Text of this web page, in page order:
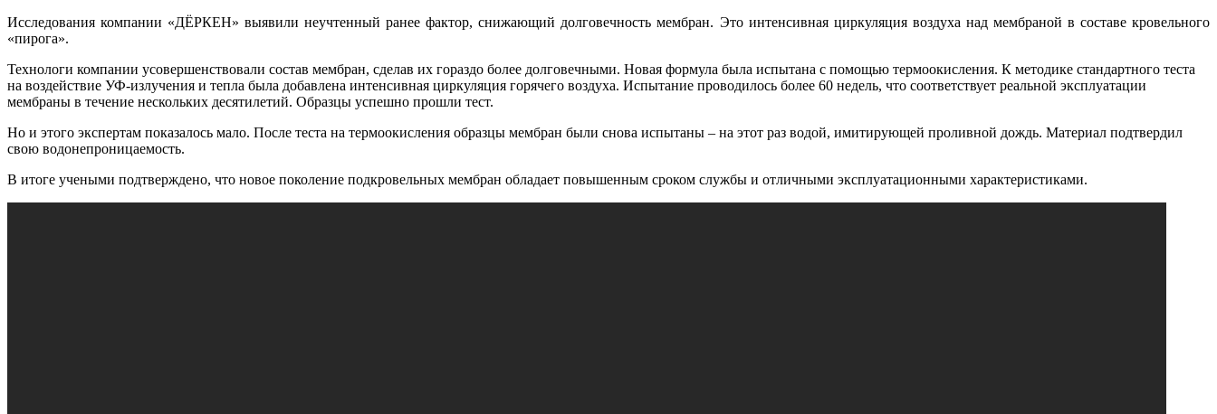
Исследования компании «ДЁРКЕН» выявили неучтенный ранее фактор, снижающий долговечность мембран. Это интенсивная циркуляция воздуха над мембраной в составе кровельного
«пирога».
Технологи компании усовершенствовали состав мембран, сделав их гораздо более долговечными. Новая формула была испытана с помощью термоокисления. К методике стандартного теста
на воздействие УФ-излучения и тепла была добавлена интенсивная циркуляция горячего воздуха. Испытание проводилось более 60 недель, что соответствует реальной эксплуатации
мембраны в течение нескольких десятилетий. Образцы успешно прошли тест.
Но и этого экспертам показалось мало. После теста на термоокисления образцы мембран были снова испытаны – на этот раз водой, имитирующей проливной дождь. Материал подтвердил
свою водонепроницаемость.
В итоге учеными подтверждено, что новое поколение подкровельных мембран обладает повышенным сроком службы и отличными эксплуатационными характеристиками.